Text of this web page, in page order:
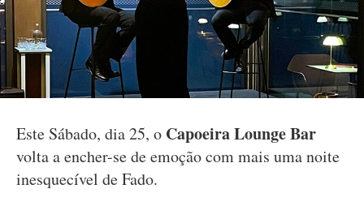
Este Sábado, dia 25, o Capoeira Lounge Bar
volta a encher-se de emoção com mais uma noite
inesquecível de Fado.